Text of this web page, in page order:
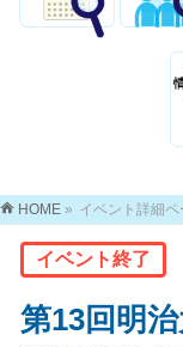
HOME » イベント詳細ペ
イベント終了
第13回明